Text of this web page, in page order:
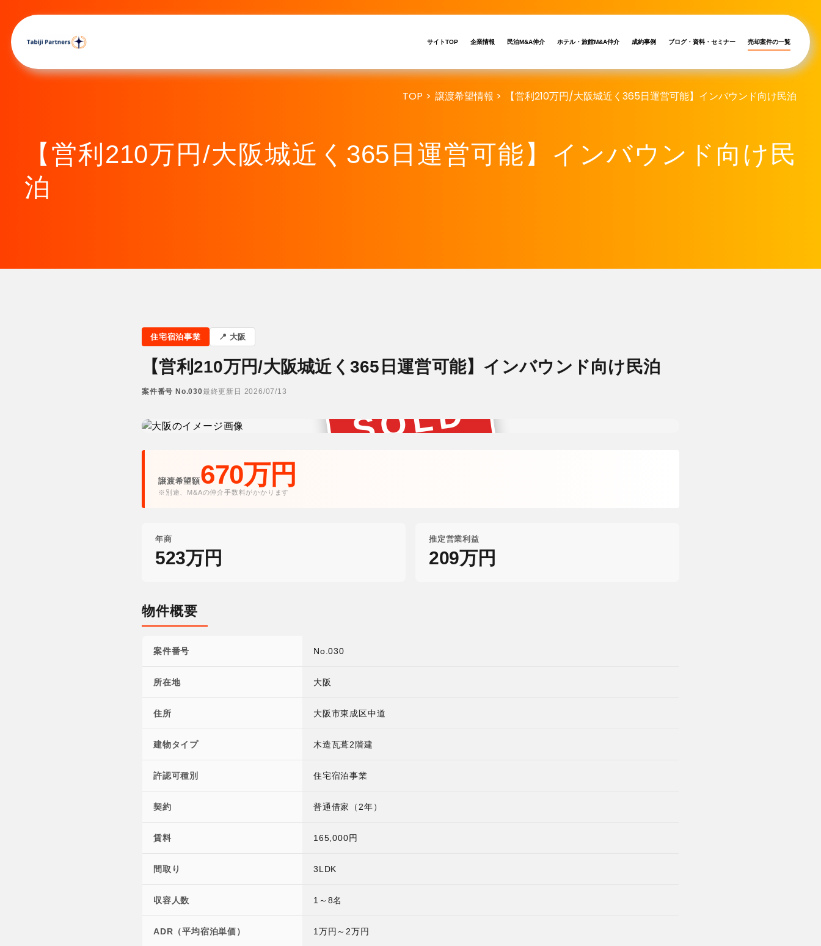
サイトTOP 企業情報 民泊M&A仲介 ホテル・旅館M&A仲介 成約事例 ブログ・資料・セミナー 売却案件の一覧
TOP > 譲渡希望情報 > 【営利210万円/大阪城近く365日運営可能】インバウンド向け民泊
【営利210万円/大阪城近く365日運営可能】インバウンド向け民
泊
住宅宿泊事業 大阪
【営利210万円/大阪城近く365日運営可能】インバウンド向け民泊
案件番号 No.030最終更新日 2026/07/13
SOLD
譲渡希望額670万円
※別途、M&Aの仲介手数料がかかります
年商
523万円
推定営業利益
209万円
物件概要
案件番号 No.030
所在地 大阪
住所 大阪市東成区中道
建物タイプ 木造瓦葺2階建
許認可種別 住宅宿泊事業
契約 普通借家（2年）
賃料 165,000円
間取り 3LDK
収容人数 1～8名
ADR（平均宿泊単価） 1万円～2万円